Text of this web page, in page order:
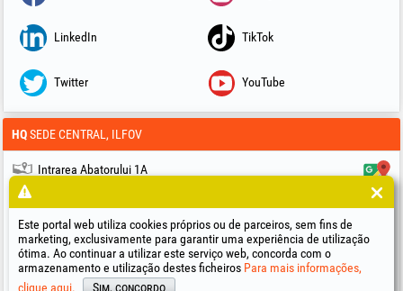
LinkedIn TikTok
Twitter YouTube
HQSEDE CENTRAL, ILFOV
Intrarea Abatorului 1A
+40 317.110.581
export@honest.ro
EUR: RO94BRDE441SV03568334410
BRD - Groupe Societe Generale | BRDEROBU
Este portal web utiliza cookies próprios ou de parceiros, sem fins de
marketing, exclusivamente para garantir uma experiência de utilização
ótima. Ao continuar a utilizar este serviço web, concorda com o
armazenamento e utilização destes ficheiros Para mais informações,
clique aqui.
Sim, concordo